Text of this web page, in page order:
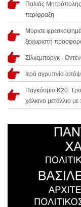
Παλιάς
περίφραξη
Μύρισε
ξεχωριστή
Σίλκεμποργκ -
Ιερά αγρυπνία
Παγκόσμιο Κ20:
χάλκινο μετάλλιο